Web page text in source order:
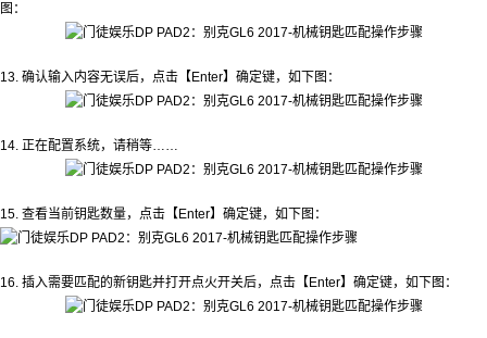
图：
13. 确认输入内容无误后，点击【Enter】确定键，如下图：
14. 正在配置系统，请稍等……
15. 查看当前钥匙数量，点击【Enter】确定键，如下图：
16. 插入需要匹配的新钥匙并打开点火开关后，点击【Enter】确定键，如下图：